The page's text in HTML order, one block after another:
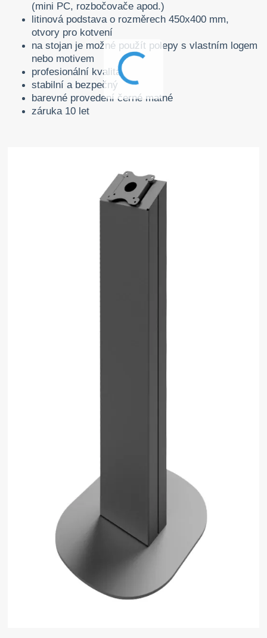
(mini PC, rozbočovače apod.)
litinová podstava o rozměrech 450x400 mm,
otvory pro kotvení
na stojan je možné použít polepy s vlastním logem
nebo motivem
profesionální kvalita
stabilní a bezpečný
barevné provedení černé matné
záruka 10 let